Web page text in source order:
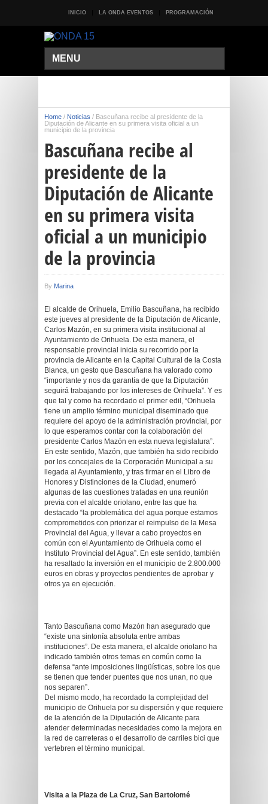
INICIO LA ONDA EVENTOS PROGRAMACIÓN
MENU
Home / Noticias / Bascuñana recibe al presidente de la
Diputación de Alicante en su primera visita oficial a un
municipio de la provincia
Bascuñana recibe al
presidente de la
Diputación de Alicante
en su primera visita
oficial a un municipio
de la provincia
By Marina
El alcalde de Orihuela, Emilio Bascuñana, ha recibido
este jueves al presidente de la Diputación de Alicante,
Carlos Mazón, en su primera visita institucional al
Ayuntamiento de Orihuela. De esta manera, el
responsable provincial inicia su recorrido por la
provincia de Alicante en la Capital Cultural de la Costa
Blanca, un gesto que Bascuñana ha valorado como
“importante y nos da garantía de que la Diputación
seguirá trabajando por los intereses de Orihuela”. Y es
que tal y como ha recordado el primer edil, “Orihuela
tiene un amplio término municipal diseminado que
requiere del apoyo de la administración provincial, por
lo que esperamos contar con la colaboración del
presidente Carlos Mazón en esta nueva legislatura”.
En este sentido, Mazón, que también ha sido recibido
por los concejales de la Corporación Municipal a su
llegada al Ayuntamiento, y tras firmar en el Libro de
Honores y Distinciones de la Ciudad, enumeró
algunas de las cuestiones tratadas en una reunión
previa con el alcalde oriolano, entre las que ha
destacado “la problemática del agua porque estamos
comprometidos con priorizar el reimpulso de la Mesa
Provincial del Agua, y llevar a cabo proyectos en
común con el Ayuntamiento de Orihuela como el
Instituto Provincial del Agua”. En este sentido, también
ha resaltado la inversión en el municipio de 2.800.000
euros en obras y proyectos pendientes de aprobar y
otros ya en ejecución.
Tanto Bascuñana como Mazón han asegurado que
“existe una sintonía absoluta entre ambas
instituciones”. De esta manera, el alcalde oriolano ha
indicado también otros temas en común como la
defensa “ante imposiciones lingüísticas, sobre los que
se tienen que tender puentes que nos unan, no que
nos separen”.
Del mismo modo, ha recordado la complejidad del
municipio de Orihuela por su dispersión y que requiere
de la atención de la Diputación de Alicante para
atender determinadas necesidades como la mejora en
la red de carreteras o el desarrollo de carriles bici que
vertebren el término municipal.
Visita a la Plaza de La Cruz, San Bartolomé